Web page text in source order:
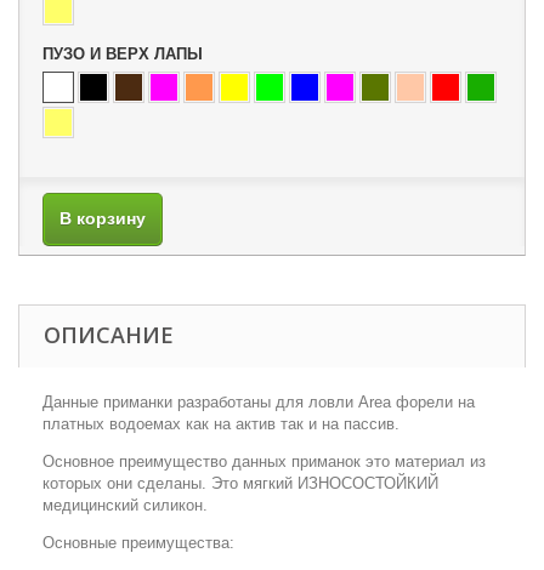
ПУЗО И ВЕРХ ЛАПЫ
В корзину
ОПИСАНИЕ
Данные приманки разработаны для ловли Area форели на
платных водоемах как на актив так и на пассив.
Основное преимущество данных приманок это материал из
которых они сделаны. Это мягкий ИЗНОСОСТОЙКИЙ
медицинский силикон.
Основные преимущества: